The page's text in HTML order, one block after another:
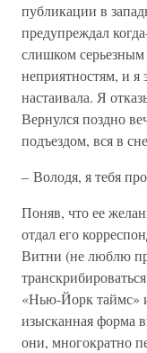
публикации в
предупреждал
слишком
неприятностям, и я
настаивала. Я
Вернулся поздно
подъездом, вся в
– Володя, я тебя
Поняв, что ее
отдал его
Витни (не люблю
«Нью-Йорк таймс»
изысканная форма
они, многократно